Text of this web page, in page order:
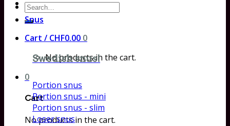
Search
for:
Cart / CHF0.00 0
No products in the cart.
0
Cart
No products in the cart.
Snus
Swedish snus!
Portion snus
Portion snus - mini
Portion snus - slim
Loser snus